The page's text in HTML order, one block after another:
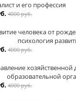
и его профессия
4000 руб.
человека от
психология
4000 руб.
хозяйственной
образовательной
4000 руб.